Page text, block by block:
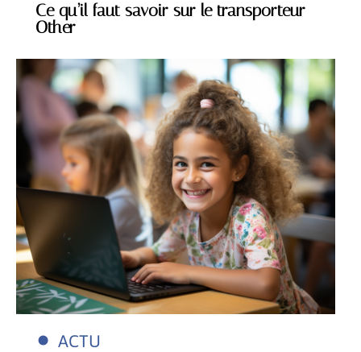
Ce qu’il faut savoir sur le transporteur
Other
ACTU